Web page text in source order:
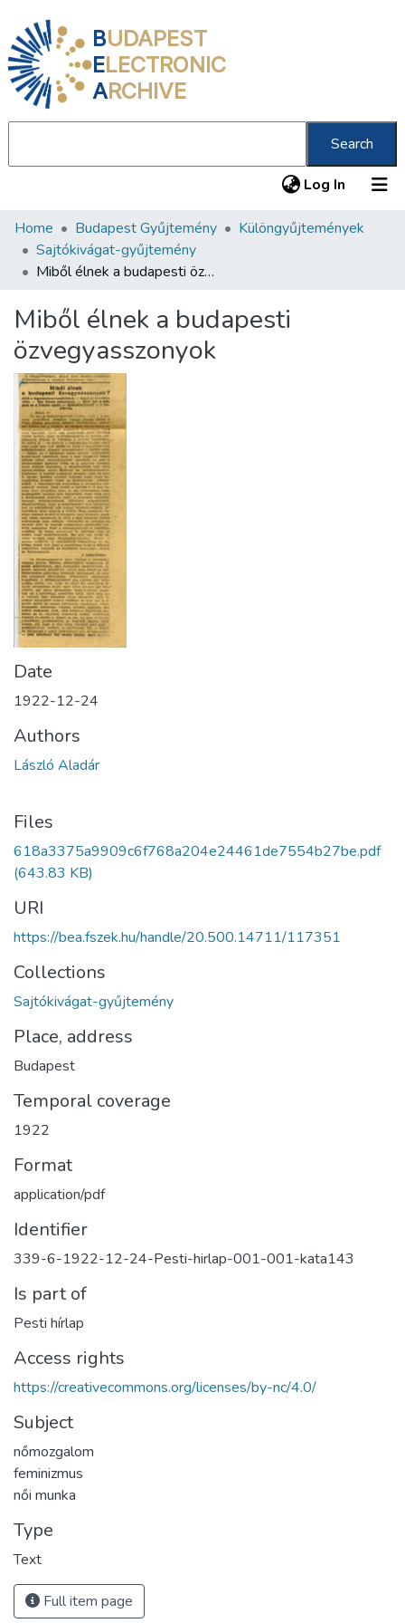
BUDAPEST
ELECTRONIC
ARCHIVE
Search
Log In (current)
Communities & Collections
All of DSpace
About us
Home Budapest Gyűjtemény
Különgyűjtemények
Sajtókivágat-gyűjtemény
Miből élnek a budapesti özvegyasszonyok
Miből élnek a budapesti
özvegyasszonyok
Date
1922-12-24
Authors
László Aladár
Files
618a3375a9909c6f768a204e24461de7554b27be.pdf
(643.83 KB)
URI
https://bea.fszek.hu/handle/20.500.14711/117351
Collections
Sajtókivágat-gyűjtemény
Place, address
Budapest
Temporal coverage
1922
Format
application/pdf
Identifier
339-6-1922-12-24-Pesti-hirlap-001-001-kata143
Is part of
Pesti hírlap
Access rights
https://creativecommons.org/licenses/by-nc/4.0/
Subject
nőmozgalom
feminizmus
női munka
Type
Text
Full item page